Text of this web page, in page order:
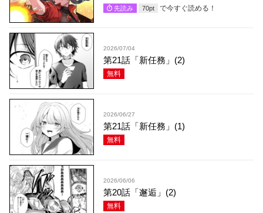
先読み 70pt で今すぐ読める！
2026/07/04
第21話「新任務」(2)
無料
2026/06/27
第21話「新任務」(1)
無料
2026/06/06
第20話「邂逅」(2)
無料